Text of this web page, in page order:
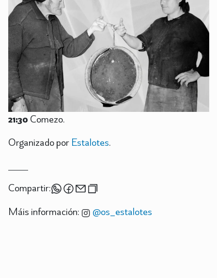
21:30 Comezo.
Organizado por Estalotes.
Compartir:
Máis información:
@os_estalotes